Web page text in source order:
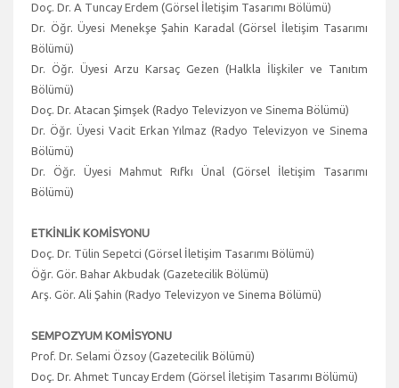
Doç. Dr. A Tuncay Erdem (Görsel İletişim Tasarımı Bölümü)
Dr. Öğr. Üyesi Menekşe Şahin Karadal (Görsel İletişim Tasarımı
Bölümü)
Dr. Öğr. Üyesi Arzu Karsaç Gezen (Halkla İlişkiler ve Tanıtım
Bölümü)
Doç. Dr. Atacan Şimşek (Radyo Televizyon ve Sinema Bölümü)
Dr. Öğr. Üyesi Vacit Erkan Yılmaz (Radyo Televizyon ve Sinema
Bölümü)
Dr. Öğr. Üyesi Mahmut Rıfkı Ünal (Görsel İletişim Tasarımı
Bölümü)
ETKİNLİK KOMİSYONU
Doç. Dr. Tülin Sepetci (Görsel İletişim Tasarımı Bölümü)
Öğr. Gör. Bahar Akbudak (Gazetecilik Bölümü)
Arş. Gör. Ali Şahin (Radyo Televizyon ve Sinema Bölümü)
SEMPOZYUM KOMİSYONU
Prof. Dr. Selami Özsoy (Gazetecilik Bölümü)
Doç. Dr. Ahmet Tuncay Erdem (Görsel İletişim Tasarımı Bölümü)